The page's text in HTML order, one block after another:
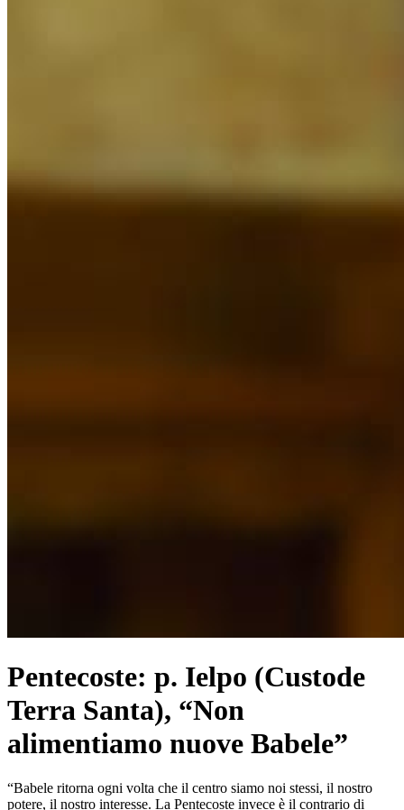
Pentecoste: p. Ielpo (Custode
Terra Santa), “Non
alimentiamo nuove Babele”
“Babele ritorna ogni volta che il centro siamo noi stessi, il nostro
potere, il nostro interesse. La Pentecoste invece è il contrario di